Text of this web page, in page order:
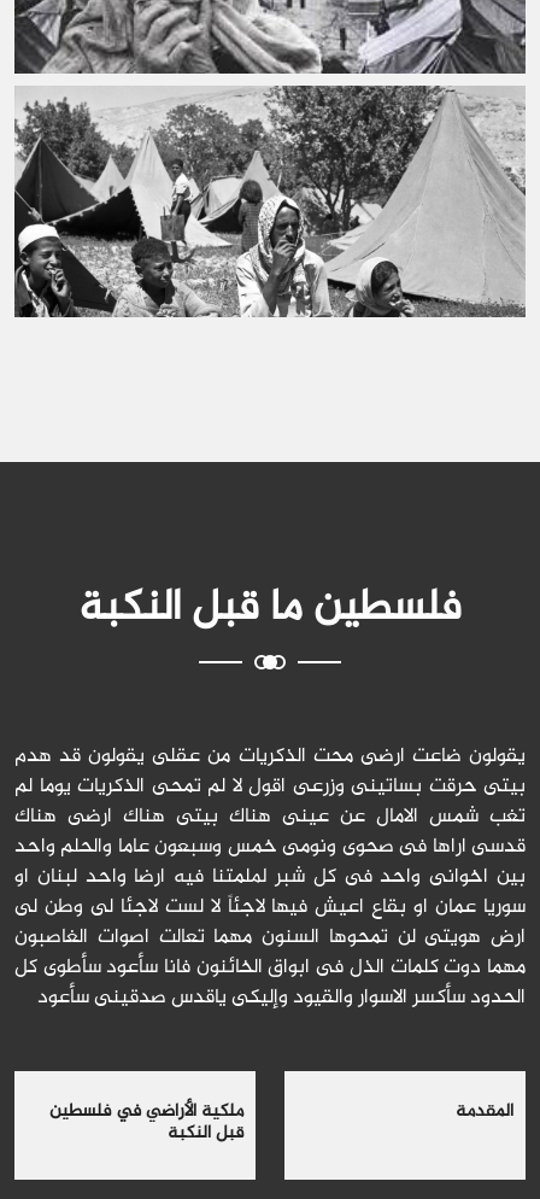
فلسطين ما قبل النكبة
يقولون ضاعت ارضى محت الذكريات من عقلى يقولون قد هدم
بيتى حرقت بساتينى وزرعى اقول لا لم تمحى الذكريات يوما لم
تغب شمس الامال عن عينى هناك بيتى هناك ارضى هناك
قدسى اراها فى صحوى ونومى خمس وسبعون عاما والحلم واحد
بين اخوانى واحد فى كل شبر لملمتنا فيه ارضا واحد لبنان او
سوريا عمان او بقاع اعيش فيها لاجئاً لا لست لاجئا لى وطن لى
ارض هويتى لن تمحوها السنون مهما تعالت اصوات الغاصبون
مهما دوت كلمات الذل فى ابواق الخائنون فانا سأعود سأطوى كل
الحدود سأكسر الاسوار والقيود وإليكى ياقدس صدقينى سأعود
المقدمة ملكية الأراضي في فلسطين
قبل النكبة